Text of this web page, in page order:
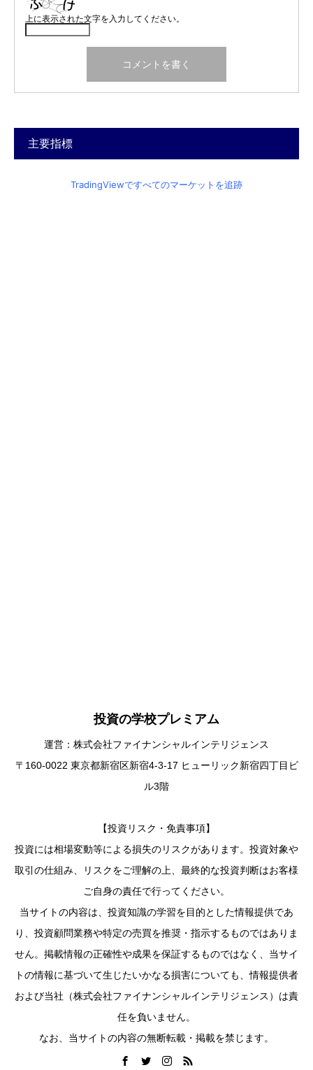
上に表示された文字を入力してください。
主要指標
TradingViewですべてのマーケットを追跡
投資の学校プレミアム
運営：株式会社ファイナンシャルインテリジェンス
〒160-0022 東京都新宿区新宿4-3-17 ヒューリック新宿四丁目ビ
ル3階
【投資リスク・免責事項】
投資には相場変動等による損失のリスクがあります。投資対象や
取引の仕組み、リスクをご理解の上、最終的な投資判断はお客様
ご自身の責任で行ってください。
当サイトの内容は、投資知識の学習を目的とした情報提供であ
り、投資顧問業務や特定の売買を推奨・指示するものではありま
せん。掲載情報の正確性や成果を保証するものではなく、当サイ
トの情報に基づいて生じたいかなる損害についても、情報提供者
および当社（株式会社ファイナンシャルインテリジェンス）は責
任を負いません。
なお、当サイトの内容の無断転載・掲載を禁じます。